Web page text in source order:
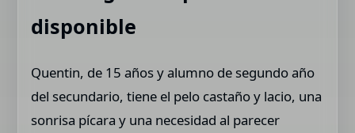
disponible
Quentin, de 15 años y alumno de segundo año
del secundario, tiene el pelo castaño y lacio, una
sonrisa pícara y una necesidad al parecer